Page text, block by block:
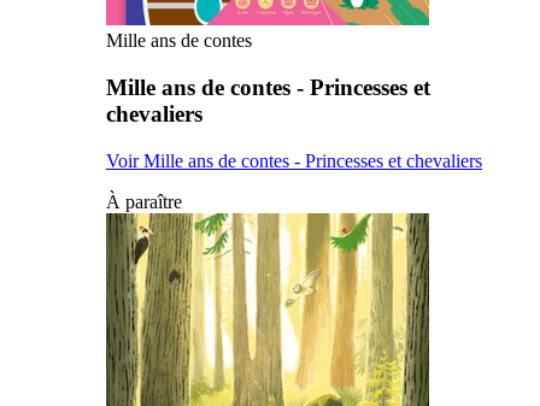
Mille ans de contes
Mille ans de contes - Princesses et
chevaliers
Voir Mille ans de contes - Princesses et chevaliers
À paraître